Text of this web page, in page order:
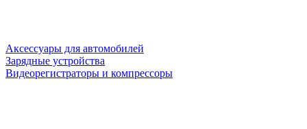
Аксессуары для автомобилей
Зарядные устройства
Видеорегистраторы и компрессоры